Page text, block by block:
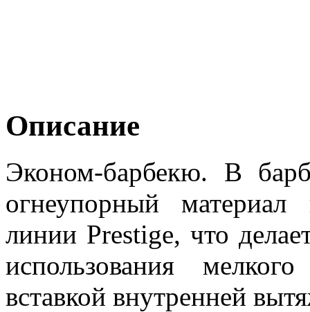
Описание
Эконом-барбекю. В
огнеупорный
линии Prestige, что
использования
вставкой внутренней